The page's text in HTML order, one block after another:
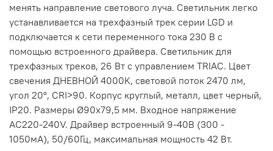
менять направление светового луча. Светильник легко
устанавливается на трехфазный трек серии LGD и
подключается к сети переменного тока 230 В с
помощью встроенного драйвера. Светильник для
трехфазных треков, 26 Вт с управлением TRIAC. Цвет
свечения ДНЕВНОЙ 4000K, световой поток 2470 лм,
угол 20°, CRI>90. Корпус круглый, металл, цвет черный,
IP20. Размеры Ø90x79,5 мм. Входное напряжение
AC220-240V. Драйвер встроенный 9-40В (300 -
1050мА), 50/60Гц, максимальная мощность 42 Вт.